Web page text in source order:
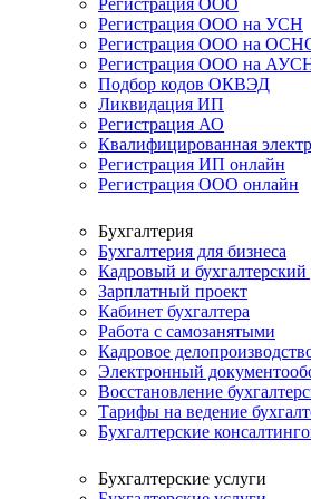
Регистрация ООО
Регистрация ООО на УСН
Регистрация ООО на
Регистрация ООО на
Подбор кодов ОКВЭД
Ликвидация ИП
Регистрация АО
Квалифицированная
Регистрация ИП онлайн
Регистрация ООО онлайн
Бухгалтерия
Бухгалтерия для бизнеса
Кадровый и бухгалтерский
Зарплатный проект
Кабинет бухгалтера
Работа с самозанятыми
Кадровое
Электронный
Восстановление
Тарифы на ведение
Бухгалтерские
Бухгалтерские услуги